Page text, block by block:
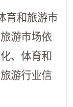
育和旅游市
游市场依
、体育和
游行业信